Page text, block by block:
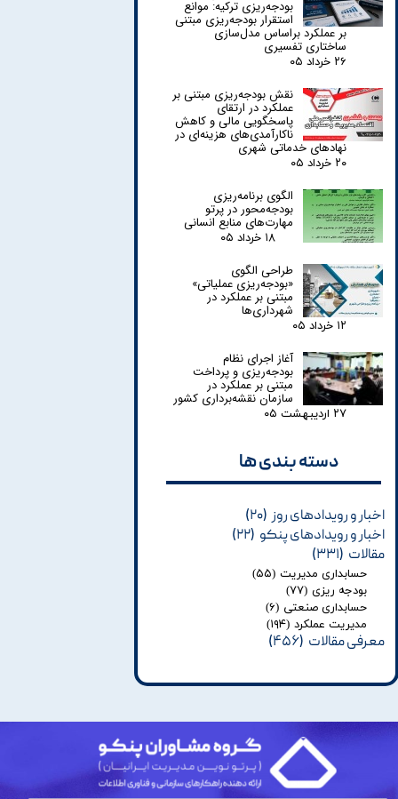
بودجه‌ریزی ترکیه: موانع
استقرار بودجه‌ریزی مبتنی
بر عملکرد براساس مدل‌سازی
ساختاری تفسیری
۲۶ خرداد ۰۵
نقش بودجه‌ریزی مبتنی بر
عملکرد در ارتقای
پاسخگویی مالی و کاهش
ناکارآمدی‌های هزینه‌ای در
نهادهای خدماتی شهری
۲۰ خرداد ۰۵
الگوی برنامه‌ریزی
بودجه‌محور در پرتو
مهارت‌های منابع انسانی
۱۸ خرداد ۰۵
طراحی الگوی
«بودجه‌ریزی عملیاتی»
مبتنی بر عملکرد در
شهرداری‌ها
۱۲ خرداد ۰۵
آغاز اجرای نظام
بودجه‌ریزی و پرداخت
مبتنی بر عملکرد در
سازمان نقشه‌برداری کشور
۲۷ اردیبهشت ۰۵
دسته بندی ها​​​​​​​
اخبار و رویدادهای روز (۲۰)
اخبار و رویدادهای پنکو (۲۲)
مقالات (۳۳۱)
حسابداری مدیریت (۵۵)
بودجه ریزی (۷۷)
حسابداری صنعتی (۶)
مدیریت عملکرد (۱۹۴)
معرفی مقالات (۴۵۶)